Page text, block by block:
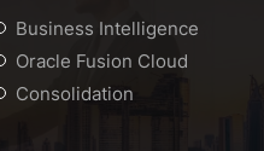
Business Intelligence
Oracle Fusion Cloud
Consolidation